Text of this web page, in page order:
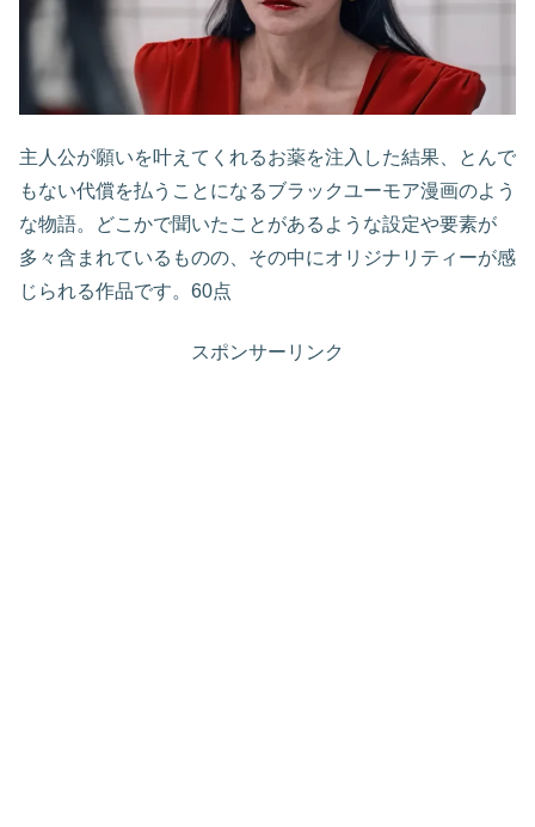
主人公が願いを叶えてくれるお薬を注入した結果、とんで
もない代償を払うことになるブラックユーモア漫画のよう
な物語。どこかで聞いたことがあるような設定や要素が
多々含まれているものの、その中にオリジナリティーが感
じられる作品です。60点
スポンサーリンク